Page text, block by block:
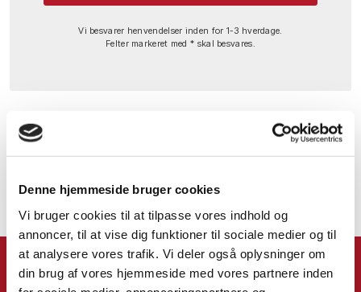
Denne hjemmeside bruger cookies
Vi bruger cookies til at tilpasse vores indhold og
annoncer, til at vise dig funktioner til sociale medier og til
at analysere vores trafik. Vi deler også oplysninger om
din brug af vores hjemmeside med vores partnere inden
Vi besvarer henvendelser inden for 1-3 hverdage.
Felter markeret med * skal besvares.